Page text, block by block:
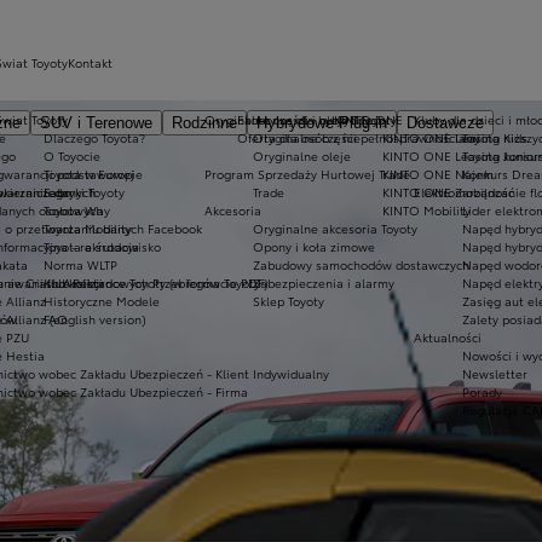
SUV i Terenowe Rodzinne Hybrydowe Plug-in
Dostawcze
Ekobonus dla hybryd Toyoty
Oferta dla osób z niepełnosprawnościami
KINTO ONE
KINTO ONE Leasing
KINTO ONE Leasing
KINTO ONE Najem
KINTO ONE Zarządzanie
KINTO Mobility
podstawowej
awarii lub kolizji
Oryginalne części i oleje Toyoty
Oryginalne części
Oryginalne oleje
Program Sprzedaży Hurtowej Trade
Trade
Akcesoria
Oryginalne akcesoria Toyoty
Opony i koła zimowe
Zabudowy samochodów dostawczych
Zabezpieczenia i alarmy
Sklep Toyoty
danych
osobowych
o przetwarzaniu danych Facebook
- rekrutacja
Crash Assistance Toyoty (w formacie PDF)
Allianz
Allianz (english version)
PZU
Hestia
wobec Zakładu Ubezpieczeń - Klient Indywidualny
wobec Zakładu Ubezpieczeń - Firma
Toyoty
Toyoty
Dlaczego Toyota?
O Toyocie
Toyota w Europie
Fabryki Toyoty
Toyota Way
Toyota Mobility
Toyota a środowisko
Norma WLTP
Klub Rekordowych Przebiegów Toyoty
Historyczne Modele
FAQ
Kluby dla dzieci i
Toyota Kids
Toyota
Konkurs
Elektromobilność
Lider
Napęd
Napęd
Napęd
Napęd
Zasięg aut
Zalety
Aktualności
Nowości i
Newsletter
Porady
Regulacje
Kontakt